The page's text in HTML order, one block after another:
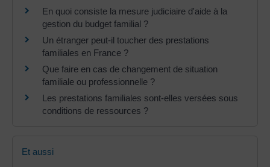
En quoi consiste la mesure judiciaire d'aide à la
gestion du budget familial ?
Un étranger peut-il toucher des prestations
familiales en France ?
Que faire en cas de changement de situation
familiale ou professionnelle ?
Les prestations familiales sont-elles versées sous
conditions de ressources ?
Et aussi